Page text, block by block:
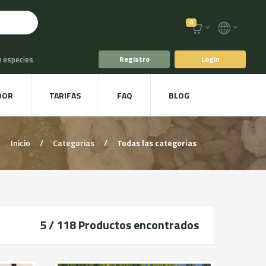
0
especies
y Setas
Registro Login
TARIFAS FAQ BLOG
Inicio / Categorias / Todas las categorias
5 / 118Productos encontrados